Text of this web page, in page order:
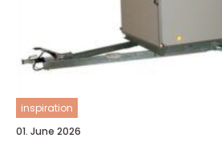
inspiration
01. June 2026